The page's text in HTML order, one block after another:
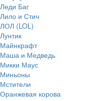
Леди Баг
Лило и Стич
ЛОЛ (LOL)
Лунтик
Майнкрафт
Маша и Медведь
Микки Маус
Миньоны
Мстители
Оранжевая корова